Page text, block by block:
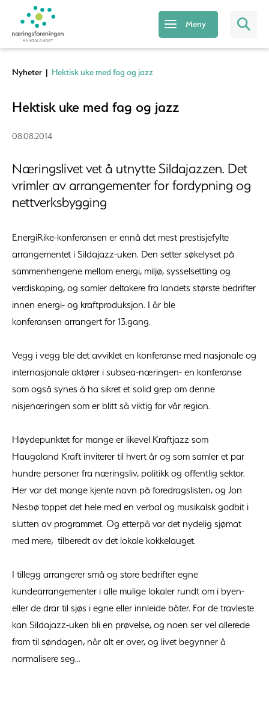
Meny
Nyheter | Hektisk uke med fag og jazz
Hektisk uke med fag og jazz
08.08.2014
Næringslivet vet å utnytte Sildajazzen. Det
vrimler av arrangementer for fordypning og
nettverksbygging
EnergiRike-konferansen er ennå det mest prestisjefylte
arrangementet i Sildajazz-uken. Den setter søkelyset på
sammenhengene mellom energi, miljø, sysselsetting og
verdiskaping, og samler deltakere fra landets største bedrifter
innen energi- og kraftproduksjon. I år ble
konferansen arrangert for 13.gang.
Vegg i vegg ble det avviklet en konferanse med nasjonale og
internasjonale aktører i subsea-næringen- en konferanse
som også synes å ha sikret et solid grep om denne
nisjenæringen som er blitt så viktig for vår region.
Høydepunktet for mange er likevel Kraftjazz som
Haugaland Kraft inviterer til hvert år og som samler et par
hundre personer fra næringsliv, politikk og offentlig sektor.
Her var det mange kjente navn på foredragslisten, og Jon
Nesbø toppet det hele med en verbal og musikalsk godbit i
slutten av programmet. Og etterpå var det nydelig sjømat
med mere, tilberedt av det lokale kokkelauget.
I tillegg arrangerer små og store bedrifter egne
kundearrangementer i alle mulige lokaler rundt om i byen-
eller de drar til sjøs i egne eller innleide båter. For de travleste
kan Sildajazz-uken bli en prøvelse, og noen ser vel allerede
fram til søndagen, når alt er over, og livet begynner å
normalisere seg...